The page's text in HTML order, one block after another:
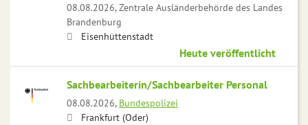
08.08.2026,Zentrale Ausländerbehörde des Landes
Brandenburg
Eisenhüttenstadt
Heute veröffentlicht
Sachbearbeiterin/Sachbearbeiter Personal
08.08.2026, Bundespolizei
Frankfurt (Oder)